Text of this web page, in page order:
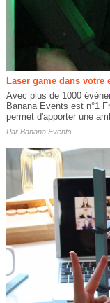
Laser game dans votre
Avec plus de 1000
Banana Events est n°1
permet d'apporter une
Par Banana Events